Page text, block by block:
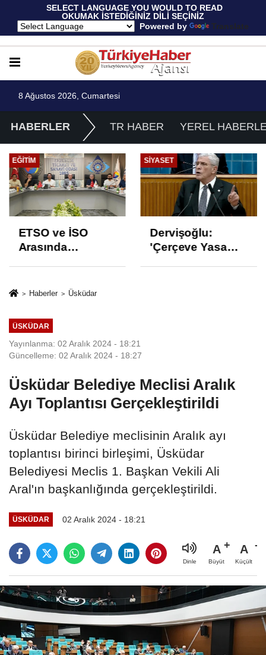
SELECT LANGUAGE YOU WOULD TO READ
OKUMAK İSTEDİĞİNİZ DİLİ SEÇİNİZ
Powered by
Translate
8 Ağustos 2026, Cumartesi
HABERLER TR HABER YEREL
EĞITIM
ETSO ve İSO
Arasında
Protokolü
SIYASET
Dervişoğlu:
'Çerçeve Yasa
Haberler Üsküdar
ÜSKÜDAR
Yayınlanma: 02 Aralık 2024 - 18:21
Güncelleme: 02 Aralık 2024 - 18:27
Üsküdar Belediye Meclisi Aralık
Ayı Toplantısı Gerçekleştirildi
Üsküdar Belediye meclisinin Aralık ayı
toplantısı birinci birleşimi, Üsküdar
Belediyesi Meclis 1. Başkan Vekili Ali
Aral'ın başkanlığında gerçekleştirildi.
ÜSKÜDAR 02 Aralık 2024 - 18:21
Dinle
A
Büyüt
A
Küçült